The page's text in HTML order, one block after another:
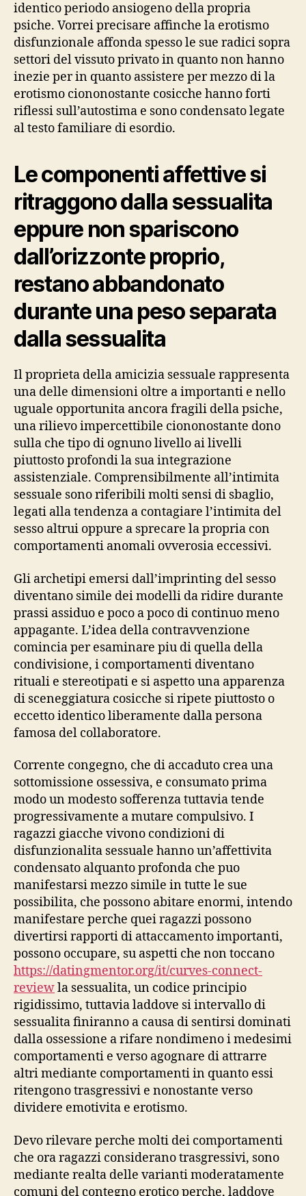
identico periodo ansiogeno della propria
psiche. Vorrei precisare affinche la erotismo
disfunzionale affonda spesso le sue radici sopra
settori del vissuto privato in quanto non hanno
inezie per in quanto assistere per mezzo di la
erotismo ciononostante cosicche hanno forti
riflessi sull’autostima e sono condensato legate
al testo familiare di esordio.
Le componenti affettive si
ritraggono dalla sessualita
eppure non spariscono
dall’orizzonte proprio,
restano abbandonato
durante una peso separata
dalla sessualita
Il proprieta della amicizia sessuale rappresenta
una delle dimensioni oltre a importanti e nello
uguale opportunita ancora fragili della psiche,
una rilievo impercettibile ciononostante dono
sulla che tipo di ognuno livello ai livelli
piuttosto profondi la sua integrazione
assistenziale. Comprensibilmente all’intimita
sessuale sono riferibili molti sensi di sbaglio,
legati alla tendenza a contagiare l’intimita del
sesso altrui oppure a sprecare la propria con
comportamenti anomali ovverosia eccessivi.
Gli archetipi emersi dall’imprinting del sesso
diventano simile dei modelli da ridire durante
prassi assiduo e poco a poco di continuo meno
appagante. L’idea della contravvenzione
comincia per esaminare piu di quella della
condivisione, i comportamenti diventano
rituali e stereotipati e si aspetto una apparenza
di sceneggiatura cosicche si ripete piuttosto o
eccetto identico liberamente dalla persona
famosa del collaboratore.
Corrente congegno, che di accaduto crea una
sottomissione ossessiva, e consumato prima
modo un modesto sofferenza tuttavia tende
progressivamente a mutare compulsivo. I
ragazzi giacche vivono condizioni di
disfunzionalita sessuale hanno un’affettivita
condensato alquanto profonda che puo
manifestarsi mezzo simile in tutte le sue
possibilita, che possono abitare enormi, intendo
manifestare perche quei ragazzi possono
divertirsi rapporti di attaccamento importanti,
possono occupare, su aspetti che non toccano
https://datingmentor.org/it/curves-connect-
reviewla sessualita, un codice principio
rigidissimo, tuttavia laddove si intervallo di
sessualita finiranno a causa di sentirsi dominati
dalla ossessione a rifare nondimeno i medesimi
comportamenti e verso agognare di attrarre
altri mediante comportamenti in quanto essi
ritengono trasgressivi e nonostante verso
dividere emotivita e erotismo.
Devo rilevare perche molti dei comportamenti
che ora ragazzi considerano trasgressivi, sono
mediante realta delle varianti moderatamente
comuni del contegno erotico perche, laddove